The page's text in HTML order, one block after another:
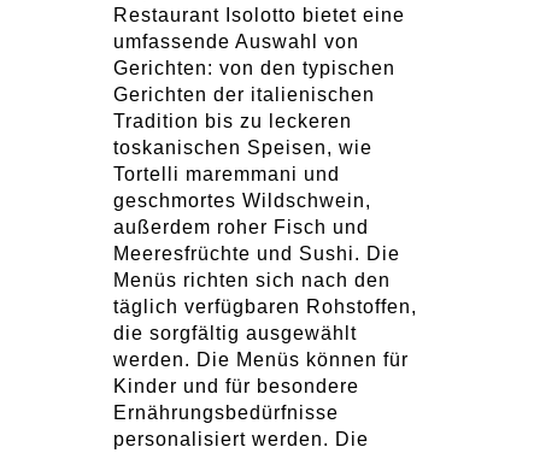
Restaurant Isolotto bietet eine
umfassende Auswahl von
Gerichten: von den typischen
Gerichten der italienischen
Tradition bis zu leckeren
toskanischen Speisen, wie
Tortelli maremmani und
geschmortes Wildschwein,
außerdem roher Fisch und
Meeresfrüchte und Sushi. Die
Menüs richten sich nach den
täglich verfügbaren Rohstoffen,
die sorgfältig ausgewählt
werden. Die Menüs können für
Kinder und für besondere
Ernährungsbedürfnisse
personalisiert werden. Die